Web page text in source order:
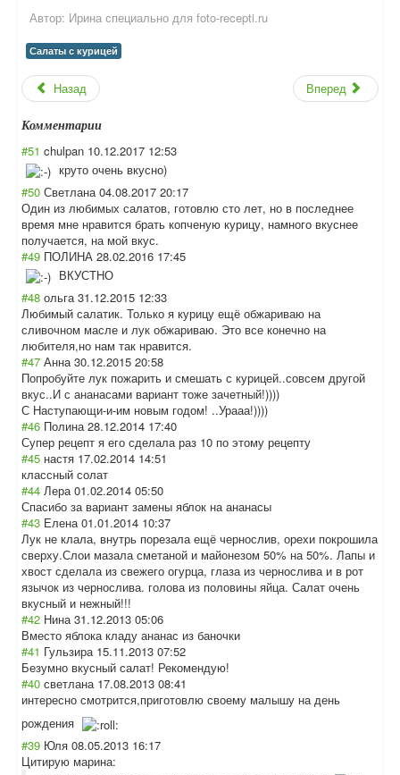
Автор: Ирина специально для foto-recepti.ru
Салаты с курицей
Назад Вперед
Комментарии
#51 chulpan 10.12.2017 12:53
круто очень вкусно)
#50 Светлана 04.08.2017 20:17
Один из любимых салатов, готовлю сто лет, но в последнее
время мне нравится брать копченую курицу, намного вкуснее
получается, на мой вкус.
#49 ПОЛИНА 28.02.2016 17:45
ВКУСТНО
#48 ольга 31.12.2015 12:33
Любимый салатик. Только я курицу ещё обжариваю на
сливочном масле и лук обжариваю. Это все конечно на
любителя,но нам так нравится.
#47 Анна 30.12.2015 20:58
Попробуйте лук пожарить и смешать с курицей..совсем другой
вкус..И с ананасами вариант тоже зачетный!))))
С Наступающи-и-им новым годом! ..Урааа!))))
#46 Полина 28.12.2014 17:40
Супер рецепт я его сделала раз 10 по этому рецепту
#45 настя 17.02.2014 14:51
классный солат
#44 Лера 01.02.2014 05:50
Спасибо за вариант замены яблок на ананасы
#43 Елена 01.01.2014 10:37
Лук не клала, внутрь порезала ещё чернослив, орехи покрошила
сверху.Слои мазала сметаной и майонезом 50% на 50%. Лапы и
хвост сделала из свежего огурца, глаза из чернослива и в рот
язычок из чернослива. голова из половины яйца. Салат очень
вкусный и нежный!!!
#42 Нина 31.12.2013 05:06
Вместо яблока кладу ананас из баночки
#41 Гульзира 15.11.2013 07:52
Безумно вкусный салат! Рекомендую!
#40 светлана 17.08.2013 08:41
интересно смотрится,приготовлю своему малышу на день
рождения
#39 Юля 08.05.2013 16:17
Цитирую марина: